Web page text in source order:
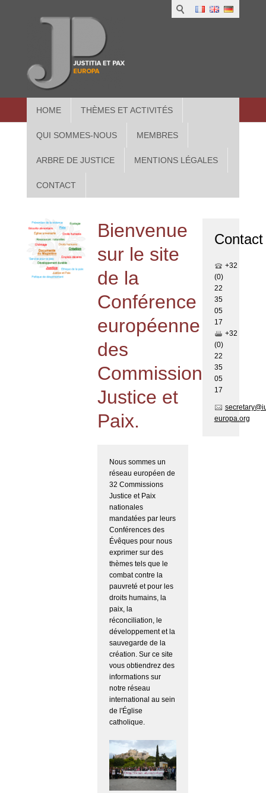
HOME THÈMES ET ACTIVITÉS
QUI SOMMES-NOUS MEMBRES
ARBRE DE JUSTICE MENTIONS LÉGALES
CONTACT
in
Bienvenue
sur le site
de la
Conférence
européenne
des
Commissions
Justice et
Paix.
Nous sommes un
réseau européen de
32 Commissions
Justice et Paix
nationales
mandatées par leurs
Conférences des
Évêques pour nous
exprimer sur des
thèmes tels que le
combat contre la
pauvreté et pour les
droits humains, la
paix, la
réconciliation, le
développement et la
sauvegarde de la
création. Sur ce site
vous obtiendrez des
informations sur
notre réseau
international au sein
de l'Église
catholique.
Contact
+32
(0)
22
35
05
17
+32
(0)
22
35
05
17
europa.org